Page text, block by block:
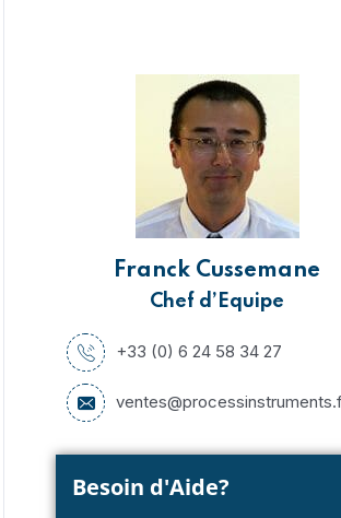
Franck Cussemane
Chef d’Equipe
+33 (0) 6 24 58 34 27
Besoin d'Aide?